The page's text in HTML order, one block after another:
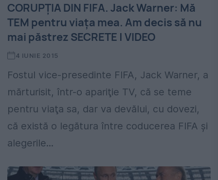
CORUPŢIA DIN FIFA. Jack Warner: Mă
TEM pentru viaţa mea. Am decis să nu
mai păstrez SECRETE | VIDEO
4 IUNIE 2015
Fostul vice-presedinte FIFA, Jack Warner, a
mărturisit, într-o apariţie TV, că se teme
pentru viaţa sa, dar va devălui, cu dovezi,
că există o legătura între coducerea FIFA şi
alegerile...